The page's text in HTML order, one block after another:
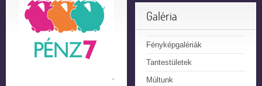
Galéria
Fényképgalériák
Tantestületek
Múltunk